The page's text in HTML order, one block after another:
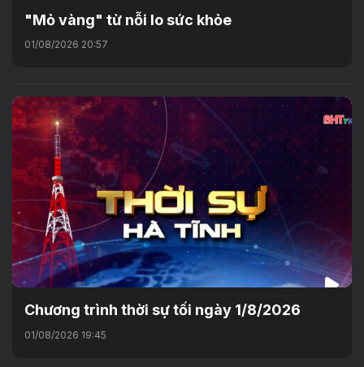
"Mỏ vàng" từ nỗi lo sức khỏe
01/08/2026 20:57
Chương trình thời sự tối ngày 1/8/2026
01/08/2026 19:45